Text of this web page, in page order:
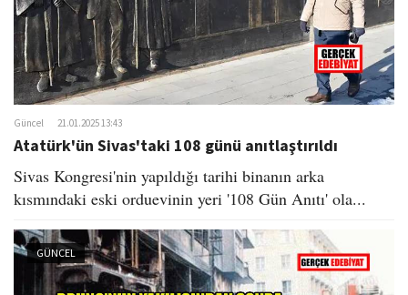
Güncel 21.01.2025 13:43
Atatürk'ün Sivas'taki 108 günü anıtlaştırıldı
Sivas Kongresi'nin yapıldığı tarihi binanın arka
kısmındaki eski orduevinin yeri '108 Gün Anıtı' ola...
GÜNCEL